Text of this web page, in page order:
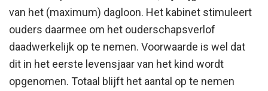
van het (maximum) dagloon. Het kabinet stimuleert
ouders daarmee om het ouderschapsverlof
daadwerkelijk op te nemen. Voorwaarde is wel dat
dit in het eerste levensjaar van het kind wordt
opgenomen. Totaal blijft het aantal op te nemen